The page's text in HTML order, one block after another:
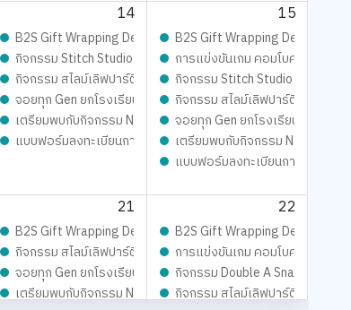
14 15
มอบความสุข สนุกจอยทุกเจน
2026 LIVE Playful: ส่งมอบความสุข สนุกจอยทุกเจน
B2S Gift Wrapping Design contest 2026 LIVE Playful: ส่งม
B2S Gift Wrapping Design
PARTY By Elmer’s
รรผ้าผืนงาม ด้วยจักรเย็บผ้าคู่ใจ
กิจกรรม Stitch Studio - เสกสรรผ้าผืนงาม ด้วยจักรเย็บผ้าคู่ใจ
การแข่งขันเกม คอมโบคนปราสา
สุดมุ้งมิ้ง - Magical SLIME LOVE PARTY By Elmer’s
กิจกรรม สไลม์เลิฟปาร์ตี้ ปั้นสนุกสุดมุ้งมิ้ง - Magical SLIME LOVE
กิจกรรม Stitch Studio - เสกสร
จอยทุก Gen ยกโรงเรียน
กิจกรรม สไลม์เลิฟปาร์ตี้ ปั้นสนุกสุ
ะจำเดือน สิงหาคม 2569
Journey On Tour !!
เตรียมพบกับกิจกรรม New Trainer Journey On Tour !!
จอยทุก Gen ยกโรงเรียน
Challenge
Siam Board Games Cafe ประจำเดือน สิงหาคม 2569
แบบฟอร์มลงทะเบียนการแข่งขัน Siam Board Games Cafe ประ
เตรียมพบกับกิจกรรม New
แบบฟอร์มลงทะเบียนการแข่งขัน
21 22
มอบความสุข สนุกจอยทุกเจน
2026 LIVE Playful: ส่งมอบความสุข สนุกจอยทุกเจน
B2S Gift Wrapping Design contest 2026 LIVE Playful: ส่งม
B2S Gift Wrapping Design
จสุดมุ้งมิ้ง - Magical SLIME LOVE PARTY By Elmer’s
กิจกรรม สไลม์เลิฟปาร์ตี้ ปั้นสนุกสุดมุ้งมิ้ง - Magical SLIME LOVE
การแข่งขันเกม คอมโบคนปราสา
PARTY By Elmer’s
จอยทุก Gen ยกโรงเรียน
กิจกรรม Double A Snap &amp;
Journey On Tour !!
เตรียมพบกับกิจกรรม New Trainer Journey On Tour !!
กิจกรรม สไลม์เลิฟปาร์ตี้ ปั้นสนุกสุ